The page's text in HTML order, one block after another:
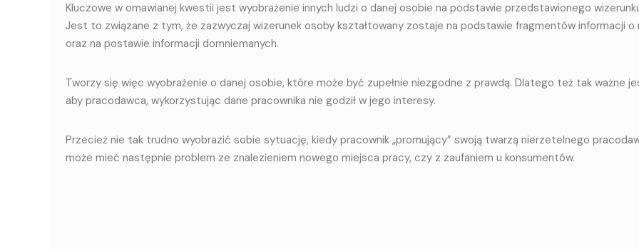
Kluczowe w omawianej kwestii jest wyobrażenie innych ludzi o danej osobie na podstawie przedstawionego
Jest to związane z tym, że zazwyczaj wizerunek osoby kształtowany zostaje na podstawie fragmentów informacji o
oraz na postawie informacji domniemanych.
Tworzy się więc wyobrażenie o danej osobie, które może być zupełnie niezgodne z prawdą. Dlatego też tak ważne
aby pracodawca, wykorzystując dane pracownika nie godził w jego interesy.
Przecież nie tak trudno wyobrazić sobie sytuację, kiedy pracownik „promujący” swoją twarzą nierzetelnego
może mieć następnie problem ze znalezieniem nowego miejsca pracy, czy z zaufaniem u konsumentów.